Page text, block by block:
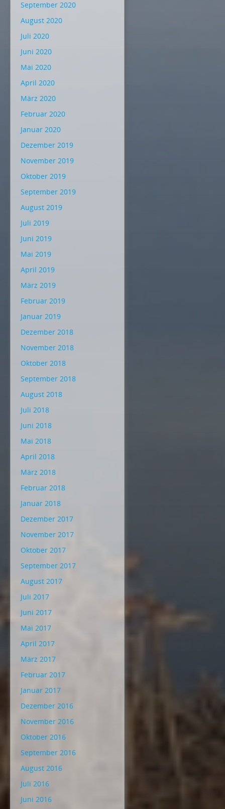
September 2020
August 2020
Juli 2020
Juni 2020
Mai 2020
April 2020
März 2020
Februar 2020
Januar 2020
Dezember 2019
November 2019
Oktober 2019
September 2019
August 2019
Juli 2019
Juni 2019
Mai 2019
April 2019
März 2019
Februar 2019
Januar 2019
Dezember 2018
November 2018
Oktober 2018
September 2018
August 2018
Juli 2018
Juni 2018
Mai 2018
April 2018
März 2018
Februar 2018
Januar 2018
Dezember 2017
November 2017
Oktober 2017
September 2017
August 2017
Juli 2017
Juni 2017
Mai 2017
April 2017
März 2017
Februar 2017
Januar 2017
Dezember 2016
November 2016
Oktober 2016
September 2016
August 2016
Juli 2016
Juni 2016